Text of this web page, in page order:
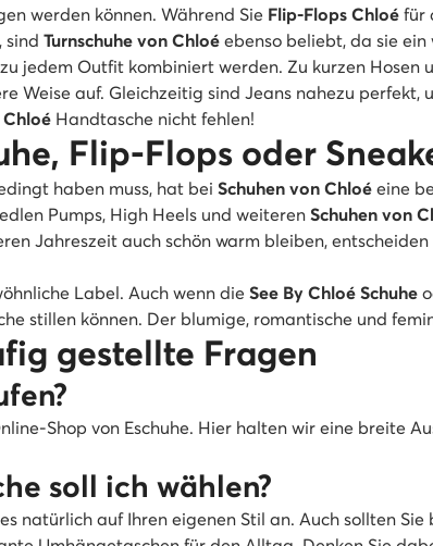
werden können. Während Sie Flip-Flops Chloé für
sind Turnschuhe von Chloé ebenso beliebt, da sie
jedem Outfit kombiniert werden. Zu kurzen
Weise auf. Gleichzeitig sind Jeans nahezu perfekt,
Chloé Handtasche nicht fehlen!
Flip-Flops oder
haben muss, hat bei Schuhen von Chloé eine
Pumps, High Heels und weiteren Schuhen von
Jahreszeit auch schön warm bleiben,
Label. Auch wenn die See By Chloé Schuhe
stillen können. Der blumige, romantische und
gestellte Fragen
Shop von Eschuhe. Hier halten wir eine breite
soll ich wählen?
natürlich auf Ihren eigenen Stil an. Auch sollten